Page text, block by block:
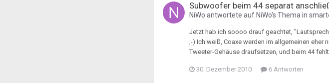
Subwoofer beim 44 separat
NiWo antwortete auf NiWo's Thema in
Jetzt hab ich soooo drauf geachtet,
;-) Ich weiß, Coaxe werden im allgemeinen
Tweeter-Gehäuse draufsetzen, und beim 44
30. Dezember 2010 6 Antworten